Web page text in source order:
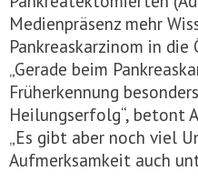
Medienpräsenz mehr
Pankreaskarzinom in
„Gerade beim
Früherkennung
Heilungserfolg“, betont
„Es gibt aber noch viel
Aufmerksamkeit auch